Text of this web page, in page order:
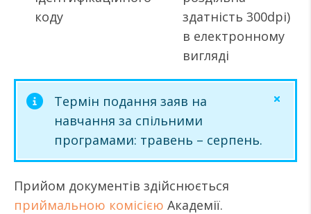
коду
здатність 300dpi)
в електронному
вигляді
Термін подання заяв на
навчання за спільними
програмами: травень – серпень.
Прийом документів здійснюється
приймальною комісією Академії.